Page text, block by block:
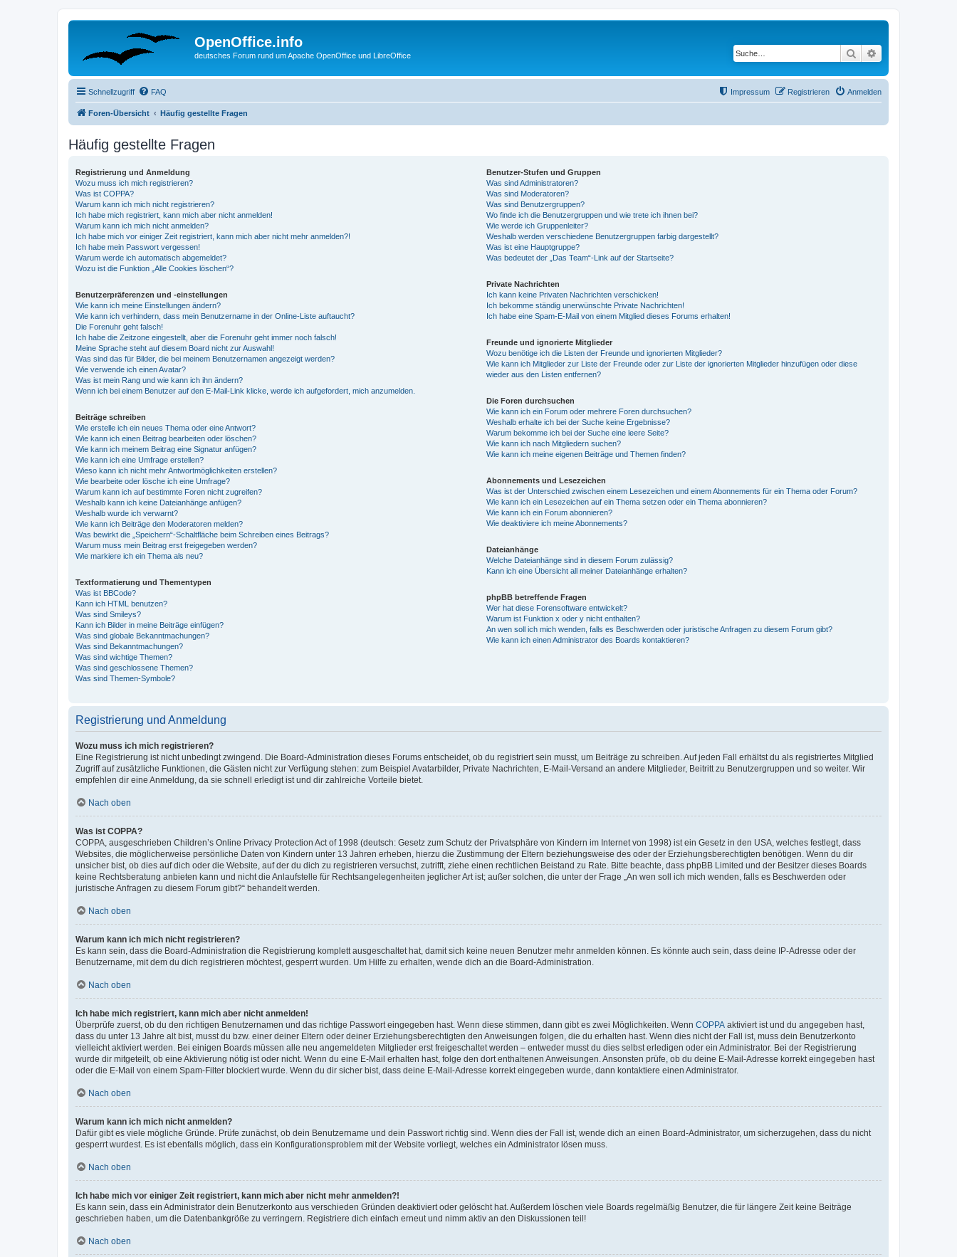
OpenOffice.info
deutsches Forum rund um Apache OpenOffice und LibreOffice Suche
Schnellzugriff FAQ Anmelden
Registrieren
Impressum
Foren-Übersicht Häufig gestellte Fragen
Häufig gestellte Fragen
Registrierung und Anmeldung
Wozu muss ich mich registrieren?
Was ist COPPA?
Warum kann ich mich nicht registrieren?
Ich habe mich registriert, kann mich aber nicht anmelden!
Warum kann ich mich nicht anmelden?
Ich habe mich vor einiger Zeit registriert, kann mich aber nicht mehr anmelden?!
Ich habe mein Passwort vergessen!
Warum werde ich automatisch abgemeldet?
Wozu ist die Funktion „Alle Cookies löschen“?
Benutzerpräferenzen und -einstellungen
Wie kann ich meine Einstellungen ändern?
Wie kann ich verhindern, dass mein Benutzername in der Online-Liste auftaucht?
Die Forenuhr geht falsch!
Ich habe die Zeitzone eingestellt, aber die Forenuhr geht immer noch falsch!
Meine Sprache steht auf diesem Board nicht zur Auswahl!
Was sind das für Bilder, die bei meinem Benutzernamen angezeigt werden?
Wie verwende ich einen Avatar?
Was ist mein Rang und wie kann ich ihn ändern?
Wenn ich bei einem Benutzer auf den E-Mail-Link klicke, werde ich aufgefordert, mich anzumelden.
Beiträge schreiben
Wie erstelle ich ein neues Thema oder eine Antwort?
Wie kann ich einen Beitrag bearbeiten oder löschen?
Wie kann ich meinem Beitrag eine Signatur anfügen?
Wie kann ich eine Umfrage erstellen?
Wieso kann ich nicht mehr Antwortmöglichkeiten erstellen?
Wie bearbeite oder lösche ich eine Umfrage?
Warum kann ich auf bestimmte Foren nicht zugreifen?
Weshalb kann ich keine Dateianhänge anfügen?
Weshalb wurde ich verwarnt?
Wie kann ich Beiträge den Moderatoren melden?
Was bewirkt die „Speichern“-Schaltfläche beim Schreiben eines Beitrags?
Warum muss mein Beitrag erst freigegeben werden?
Wie markiere ich ein Thema als neu?
Textformatierung und Thementypen
Was ist BBCode?
Kann ich HTML benutzen?
Was sind Smileys?
Kann ich Bilder in meine Beiträge einfügen?
Was sind globale Bekanntmachungen?
Was sind Bekanntmachungen?
Was sind wichtige Themen?
Was sind geschlossene Themen?
Was sind Themen-Symbole?
Benutzer-Stufen und Gruppen
Was sind Administratoren?
Was sind Moderatoren?
Was sind Benutzergruppen?
Wo finde ich die Benutzergruppen und wie trete ich ihnen bei?
Wie werde ich Gruppenleiter?
Weshalb werden verschiedene Benutzergruppen farbig dargestellt?
Was ist eine Hauptgruppe?
Was bedeutet der „Das Team“-Link auf der Startseite?
Private Nachrichten
Ich kann keine Privaten Nachrichten verschicken!
Ich bekomme ständig unerwünschte Private Nachrichten!
Ich habe eine Spam-E-Mail von einem Mitglied dieses Forums erhalten!
Freunde und ignorierte Mitglieder
Wozu benötige ich die Listen der Freunde und ignorierten Mitglieder?
Wie kann ich Mitglieder zur Liste der Freunde oder zur Liste der ignorierten Mitglieder hinzufügen oder diese
wieder aus den Listen entfernen?
Die Foren durchsuchen
Wie kann ich ein Forum oder mehrere Foren durchsuchen?
Weshalb erhalte ich bei der Suche keine Ergebnisse?
Warum bekomme ich bei der Suche eine leere Seite?
Wie kann ich nach Mitgliedern suchen?
Wie kann ich meine eigenen Beiträge und Themen finden?
Abonnements und Lesezeichen
Was ist der Unterschied zwischen einem Lesezeichen und einem Abonnements für ein Thema oder Forum?
Wie kann ich ein Lesezeichen auf ein Thema setzen oder ein Thema abonnieren?
Wie kann ich ein Forum abonnieren?
Wie deaktiviere ich meine Abonnements?
Dateianhänge
Welche Dateianhänge sind in diesem Forum zulässig?
Kann ich eine Übersicht all meiner Dateianhänge erhalten?
phpBB betreffende Fragen
Wer hat diese Forensoftware entwickelt?
Warum ist Funktion x oder y nicht enthalten?
An wen soll ich mich wenden, falls es Beschwerden oder juristische Anfragen zu diesem Forum gibt?
Wie kann ich einen Administrator des Boards kontaktieren?
Registrierung und Anmeldung
Wozu muss ich mich registrieren?
Eine Registrierung ist nicht unbedingt zwingend. Die Board-Administration dieses Forums entscheidet, ob du registriert sein musst, um Beiträge zu schreiben. Auf jeden Fall erhältst du als registriertes Mitglied
Zugriff auf zusätzliche Funktionen, die Gästen nicht zur Verfügung stehen: zum Beispiel Avatarbilder, Private Nachrichten, E-Mail-Versand an andere Mitglieder, Beitritt zu Benutzergruppen und so weiter. Wir
empfehlen dir eine Anmeldung, da sie schnell erledigt ist und dir zahlreiche Vorteile bietet.
Nach oben
Was ist COPPA?
COPPA, ausgeschrieben Children’s Online Privacy Protection Act of 1998 (deutsch: Gesetz zum Schutz der Privatsphäre von Kindern im Internet von 1998) ist ein Gesetz in den USA, welches festlegt, dass
Websites, die möglicherweise persönliche Daten von Kindern unter 13 Jahren erheben, hierzu die Zustimmung der Eltern beziehungsweise des oder der Erziehungsberechtigten benötigen. Wenn du dir
unsicher bist, ob dies auf dich oder die Website, auf der du dich zu registrieren versuchst, zutrifft, ziehe einen rechtlichen Beistand zu Rate. Bitte beachte, dass phpBB Limited und der Besitzer dieses Boards
keine Rechtsberatung anbieten kann und nicht die Anlaufstelle für Rechtsangelegenheiten jeglicher Art ist; außer solchen, die unter der Frage „An wen soll ich mich wenden, falls es Beschwerden oder
juristische Anfragen zu diesem Forum gibt?“ behandelt werden.
Nach oben
Warum kann ich mich nicht registrieren?
Es kann sein, dass die Board-Administration die Registrierung komplett ausgeschaltet hat, damit sich keine neuen Benutzer mehr anmelden können. Es könnte auch sein, dass deine IP-Adresse oder der
Benutzername, mit dem du dich registrieren möchtest, gesperrt wurden. Um Hilfe zu erhalten, wende dich an die Board-Administration.
Nach oben
Ich habe mich registriert, kann mich aber nicht anmelden!
Überprüfe zuerst, ob du den richtigen Benutzernamen und das richtige Passwort eingegeben hast. Wenn diese stimmen, dann gibt es zwei Möglichkeiten. Wenn COPPA aktiviert ist und du angegeben hast,
dass du unter 13 Jahre alt bist, musst du bzw. einer deiner Eltern oder deiner Erziehungsberechtigten den Anweisungen folgen, die du erhalten hast. Wenn dies nicht der Fall ist, muss dein Benutzerkonto
vielleicht aktiviert werden. Bei einigen Boards müssen alle neu angemeldeten Mitglieder erst freigeschaltet werden – entweder musst du dies selbst erledigen oder ein Administrator. Bei der Registrierung
wurde dir mitgeteilt, ob eine Aktivierung nötig ist oder nicht. Wenn du eine E-Mail erhalten hast, folge den dort enthaltenen Anweisungen. Ansonsten prüfe, ob du deine E-Mail-Adresse korrekt eingegeben hast
oder die E-Mail von einem Spam-Filter blockiert wurde. Wenn du dir sicher bist, dass deine E-Mail-Adresse korrekt eingegeben wurde, dann kontaktiere einen Administrator.
Nach oben
Warum kann ich mich nicht anmelden?
Dafür gibt es viele mögliche Gründe. Prüfe zunächst, ob dein Benutzername und dein Passwort richtig sind. Wenn dies der Fall ist, wende dich an einen Board-Administrator, um sicherzugehen, dass du nicht
gesperrt wurdest. Es ist ebenfalls möglich, dass ein Konfigurationsproblem mit der Website vorliegt, welches ein Administrator lösen muss.
Nach oben
Ich habe mich vor einiger Zeit registriert, kann mich aber nicht mehr anmelden?!
Es kann sein, dass ein Administrator dein Benutzerkonto aus verschieden Gründen deaktiviert oder gelöscht hat. Außerdem löschen viele Boards regelmäßig Benutzer, die für längere Zeit keine Beiträge
geschrieben haben, um die Datenbankgröße zu verringern. Registriere dich einfach erneut und nimm aktiv an den Diskussionen teil!
Nach oben